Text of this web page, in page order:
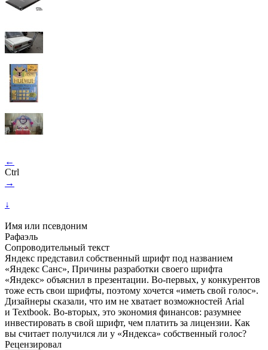
←
Ctrl
→
↓
Имя или псевдоним
Рафаэль
Сопроводительный текст
Яндекс представил собственный шрифт под названием
«Яндекс Санс», Причины разработки своего шрифта
«Яндекс» объяснил в презентации. Во-первых, у конкурентов
тоже есть свои шрифты, поэтому хочется «иметь свой голос».
Дизайнеры сказали, что им не хватает возможностей Arial
и Textbook. Во-вторых, это экономия финансов: разумнее
инвестировать в свой шрифт, чем платить за лицензии. Как
вы считает получился ли у «Яндекса» собственный голос?
Рецензировал